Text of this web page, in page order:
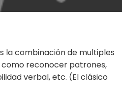
la combinación de multiples
reconocer patrones,
verbal, etc. (El clásico